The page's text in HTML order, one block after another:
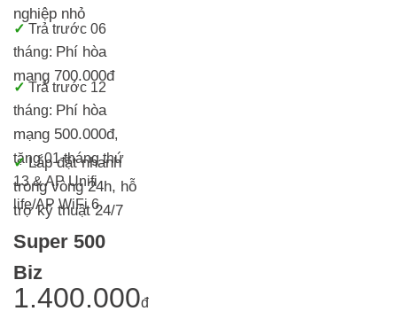
nghiệp nhỏ
✓ Trả trước 06
tháng: Phí hòa
mạng 700.000đ
✓ Trả trước 12
tháng: Phí hòa
mạng 500.000đ,
tặng 01 tháng thứ
13 & AP Unifi
life/AP WiFi 6
✓Lắp đặt nhanh
trong vòng 24h, hỗ
trợ kỹ thuật 24/7
Super 500
Biz
1.400.000đ